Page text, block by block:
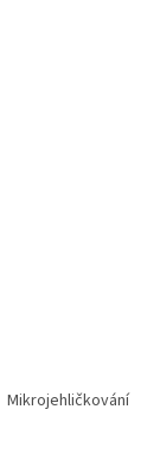
Mikrojehličkování